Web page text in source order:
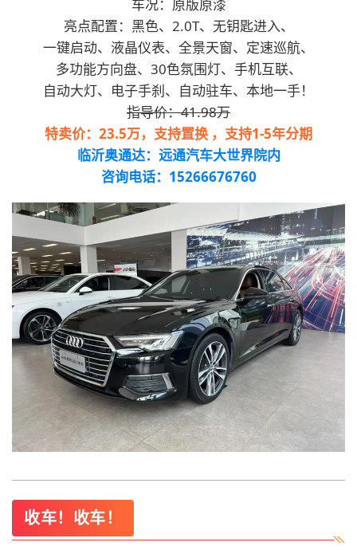
车况：原版原漆
亮点配置：黑色、2.0T、无钥匙进入、
一键启动、 液晶仪表、全景天窗、定速巡航、
多功能方向盘、30色氛围灯、手机互联、
自动大灯、电子手刹、自动驻车、本地一手！
指导价：41.98万
特卖价：23.5万，支持置换 ，支持1-5年分期
临沂奥通达：远通汽车大世界院内
咨询电话：15266676760
收车！收车！